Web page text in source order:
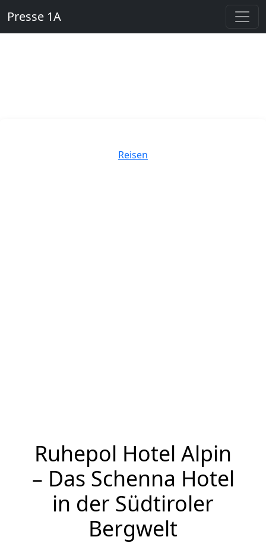
Presse 1A
Kategorien
Reisen
Ruhepol Hotel Alpin
– Das Schenna Hotel
in der Südtiroler
Bergwelt